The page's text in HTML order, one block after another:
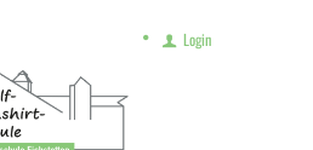
Login